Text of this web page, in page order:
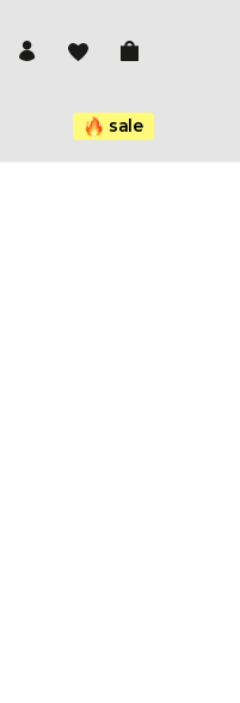
sale